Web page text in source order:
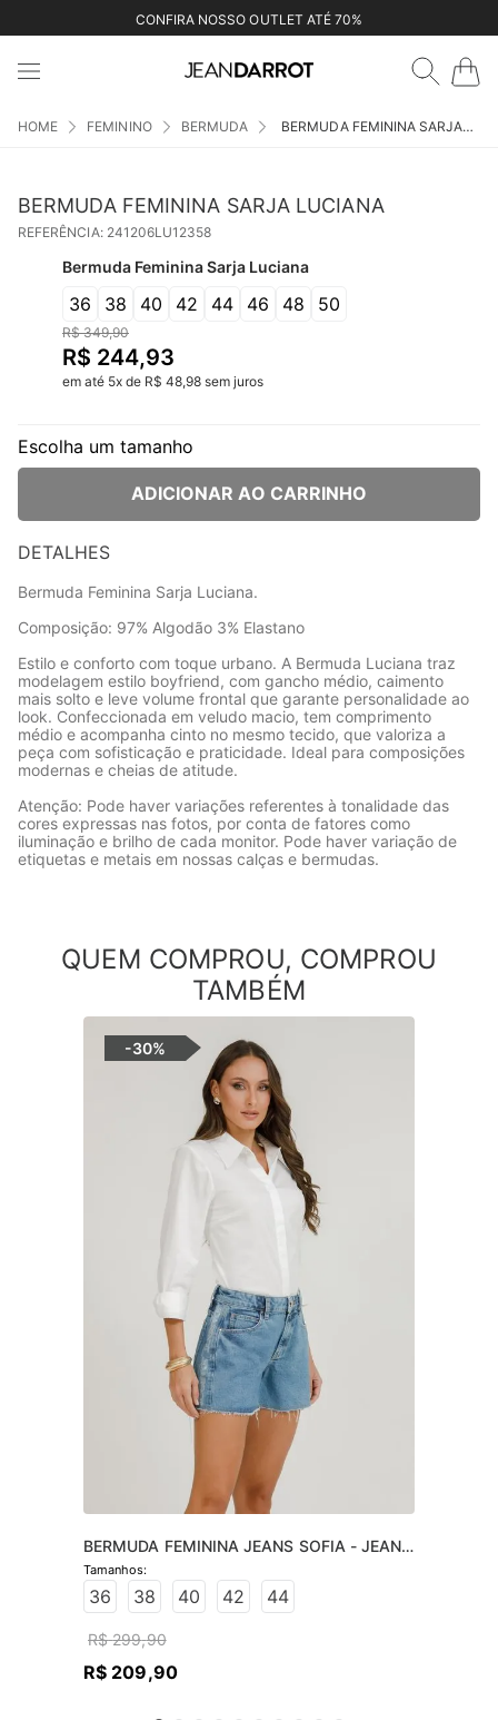
CONFIRA NOSSO OUTLET ATÉ 70%
FEMININO BERMUDA BERMUDA FEMININA SARJA LUCIANA
BERMUDA FEMININA SARJA LUCIANA
REFERÊNCIA: 241206LU12358
Bermuda Feminina Sarja Luciana
36 38 40 42 44 46 48 50
R$ 349,90
R$ 244,93
em até 5x de R$ 48,98 sem juros
Escolha um tamanho
ADICIONAR AO CARRINHO
DETALHES
Bermuda Feminina Sarja Luciana.
Composição: 97% Algodão 3% Elastano
Estilo e conforto com toque urbano. A Bermuda Luciana traz
modelagem estilo boyfriend, com gancho médio, caimento
mais solto e leve volume frontal que garante personalidade ao
look. Confeccionada em veludo macio, tem comprimento
médio e acompanha cinto no mesmo tecido, que valoriza a
peça com sofisticação e praticidade. Ideal para composições
modernas e cheias de atitude.
Atenção: Pode haver variações referentes à tonalidade das
cores expressas nas fotos, por conta de fatores como
iluminação e brilho de cada monitor. Pode haver variação de
etiquetas e metais em nossas calças e bermudas.
QUEM COMPROU, COMPROU
TAMBÉM
-30%
BERMUDA FEMININA JEANS SOFIA - JEANS
CLARO
36 38 40 42 44
R$ 299,90
R$ 209,90